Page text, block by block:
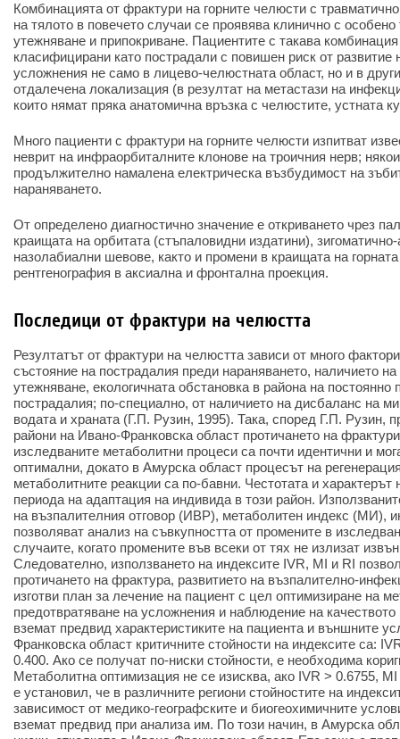
Комбинацията от фрактури на горните челюсти с
на тялото в повечето случаи се проявява клинично с
утежняване и припокриване. Пациентите с такава
класифицирани като пострадали с повишен риск от развитие
усложнения не само в лицево-челюстната област, но и в
отдалечена локализация (в резултат на метастази на
които нямат пряка анатомична връзка с челюстите, устната
Много пациенти с фрактури на горните челюсти изпитват
неврит на инфраорбиталните клонове на троичния нерв;
продължително намалена електрическа възбудимост на
нараняването.
От определено диагностично значение е откриването чрез
краищата на орбитата (стъпаловидни издатини),
назолабиални шевове, както и промени в краищата на
рентгенография в аксиална и фронтална проекция.
Последици от фрактури на челюстта
Резултатът от фрактури на челюстта зависи от много
състояние на пострадалия преди нараняването, наличието
утежняване, екологичната обстановка в района на постоянно
пострадалия; по-специално, от наличието на дисбаланс на
водата и храната (Г.П. Рузин, 1995). Така, според Г.П. Рузин,
райони на Ивано-Франковска област протичането на
изследваните метаболитни процеси са почти идентични и
оптимални, докато в Амурска област процесът на
метаболитните реакции са по-бавни. Честотата и характерът
периода на адаптация на индивида в този район.
на възпалителния отговор (ИВР), метаболитен индекс (МИ),
позволяват анализ на съвкупността от промените в
случаите, когато промените във всеки от тях не излизат
Следователно, използването на индексите IVR, MI и RI
протичането на фрактура, развитието на възпалително-
изготви план за лечение на пациент с цел оптимизиране на
предотвратяване на усложнения и наблюдение на качеството
вземат предвид характеристиките на пациента и външните
Франковска област критичните стойности на индексите са:
0.400. Ако се получат по-ниски стойности, е необходима
Метаболитна оптимизация не се изисква, ако IVR > 0.6755,
е установил, че в различните региони стойностите на
зависимост от медико-географските и биогеохимичните
вземат предвид при анализа им. По този начин, в Амурска